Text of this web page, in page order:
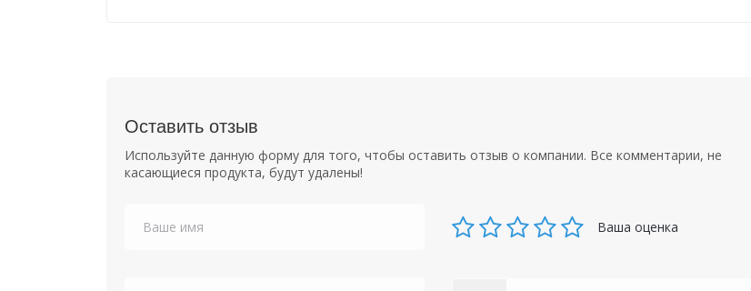
Оставить отзыв
Используйте данную форму для того, чтобы оставить отзыв о компании. Все комментарии, не
касающиеся продукта, будут удалены!
Ваша оценка